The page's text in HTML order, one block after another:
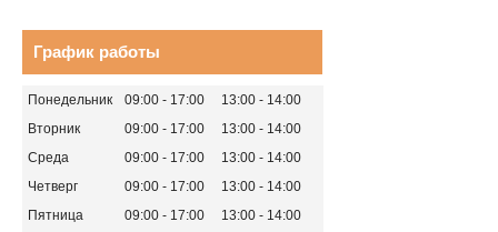
График работы
Понедельник 09:00 17:00 13:00
14:00
Вторник
09:00 17:00 13:00
14:00
Среда
09:00 17:00 13:00
14:00
Четверг
09:00 17:00 13:00
14:00
Пятница
09:00 17:00 13:00
14:00